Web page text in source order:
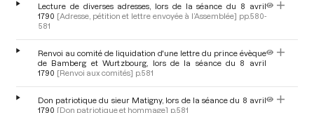
Lecture de diverses adresses, lors de la séance du 8 avril
1790 [Adresse, pétition et lettre envoyée à l’Assemblée] pp.580-
581
Renvoi au comité de liquidation d'une lettre du prince évèque
de Bamberg et Wurtzbourg, lors de la séance du 8 avril
1790 [Renvoi aux comités] p.581
Don patriotique du sieur Matigny, lors de la séance du 8 avril
1790 [Don patriotique et hommage] p.581